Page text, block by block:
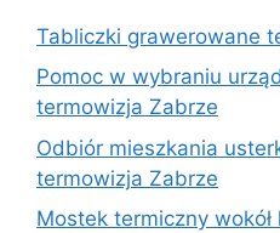
Tabliczki grawerowane
Pomoc w wybraniu
termowizja Zabrze
Odbiór mieszkania
termowizja Zabrze
Mostek termiczny